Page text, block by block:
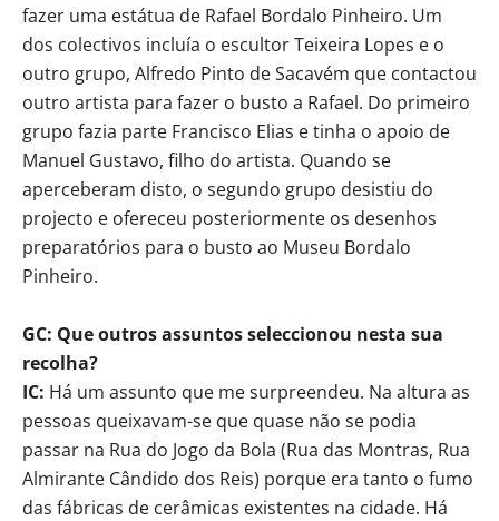
fazer uma estátua de Rafael Bordalo Pinheiro. Um
dos colectivos incluía o escultor Teixeira Lopes e o
outro grupo, Alfredo Pinto de Sacavém que contactou
outro artista para fazer o busto a Rafael. Do primeiro
grupo fazia parte Francisco Elias e tinha o apoio de
Manuel Gustavo, filho do artista. Quando se
aperceberam disto, o segundo grupo desistiu do
projecto e ofereceu posteriormente os desenhos
preparatórios para o busto ao Museu Bordalo
Pinheiro.
GC: Que outros assuntos seleccionou nesta sua
recolha?
IC: Há um assunto que me surpreendeu. Na altura as
pessoas queixavam-se que quase não se podia
passar na Rua do Jogo da Bola (Rua das Montras, Rua
Almirante Cândido dos Reis) porque era tanto o fumo
das fábricas de cerâmicas existentes na cidade. Há